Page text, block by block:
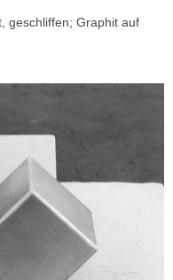
geschliffen; Graphit auf